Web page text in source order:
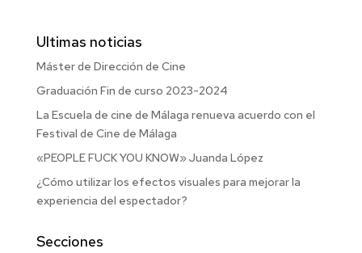
Ultimas noticias
Máster de Dirección de Cine
Graduación Fin de curso 2023-2024
La Escuela de cine de Málaga renueva acuerdo con el
Festival de Cine de Málaga
«PEOPLE FUCK YOU KNOW» Juanda López
¿Cómo utilizar los efectos visuales para mejorar la
experiencia del espectador?
Secciones